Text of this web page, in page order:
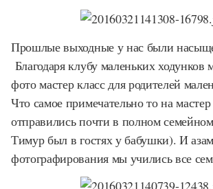
Прошлые выходные у нас были
Благодаря клубу маленьких ходунков
фото мастер класс для родителей
Что самое примечательно то на
отправились почти в полном
Тимур был в гостях у бабушки). И
фотографирования мы учились все